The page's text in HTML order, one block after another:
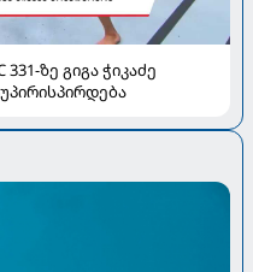
ზე გიგა ჭიკაძე